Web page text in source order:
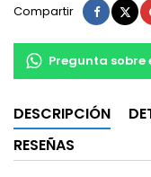
Compartir
Pregunta sobre
DESCRIPCIÓN
RESEÑAS